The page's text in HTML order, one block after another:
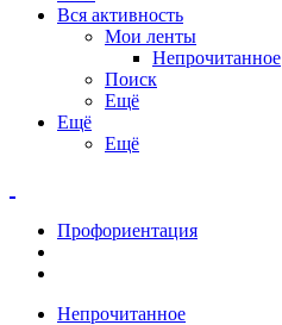
Вся активность
Мои ленты
Непрочитанное
Поиск
Ещё
Ещё
Ещё
Профориентация
Непрочитанное